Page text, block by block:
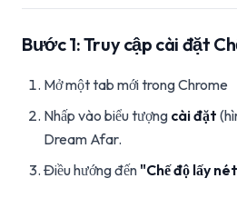
Bước 1: Truy cập cài đặt
Mở một tab mới trong Chrome
Nhấp vào biểu tượng cài đặt
Dream Afar.
Điều hướng đến "Chế độ lấy